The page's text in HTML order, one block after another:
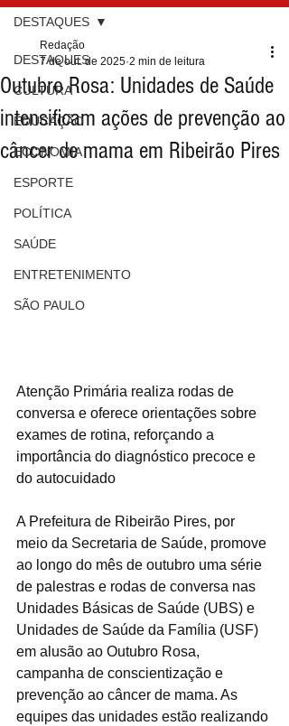
DESTAQUES
CULTURA
EDUCAÇÃO
ECONOMIA
ESPORTE
POLÍTICA
SAÚDE
ENTRETENIMENTO
SÃO PAULO
DESTAQUES
Outubro Rosa: Unidades de Saúde
intensificam ações de prevenção ao
câncer de mama em Ribeirão Pires
Redação
7 de out. de 2025 2 min de leitura
Atenção Primária realiza rodas de
conversa e oferece orientações sobre
exames de rotina, reforçando a
importância do diagnóstico precoce e
do autocuidado
A Prefeitura de Ribeirão Pires, por
meio da Secretaria de Saúde, promove
ao longo do mês de outubro uma série
de palestras e rodas de conversa nas
Unidades Básicas de Saúde (UBS) e
Unidades de Saúde da Família (USF)
em alusão ao Outubro Rosa,
campanha de conscientização e
prevenção ao câncer de mama. As
equipes das unidades estão realizando